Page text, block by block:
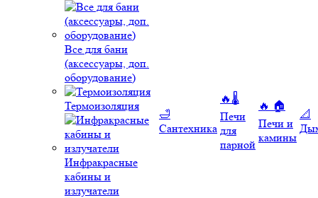
Все для бани
(аксессуары, доп.
оборудование)
Термоизоляция
Инфракрасные
кабины и
излучатели
🛁
Сантехника
🔥🌡️
Печи
для
парной
🔥 🏠
Печи и
камины
📐